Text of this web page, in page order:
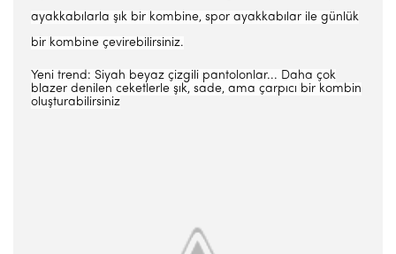
ayakkabılarla şık bir kombine, spor ayakkabılar ile günlük
bir kombine çevirebilirsiniz.
Yeni trend: Siyah beyaz çizgili pantolonlar... Daha çok
blazer denilen ceketlerle şık, sade, ama çarpıcı bir kombin
oluşturabilirsiniz